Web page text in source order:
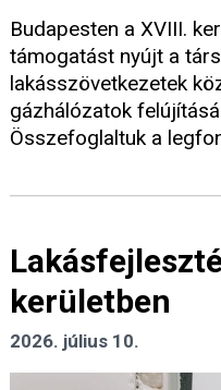
Budapesten a XVIII.
támogatást nyújt a
lakásszövetkezetek
gázhálózatok
Összefoglaltuk a
kerületben
2026. július 10.